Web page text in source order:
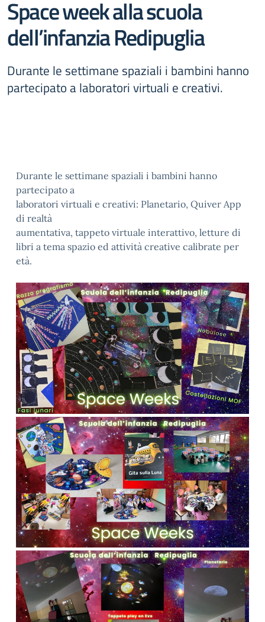
Space week alla scuola
dell’infanzia Redipuglia
Durante le settimane spaziali i bambini hanno
partecipato a laboratori virtuali e creativi.
Durante le settimane spaziali i bambini hanno
partecipato a
laboratori virtuali e creativi: Planetario, Quiver App
di realtà
aumentativa, tappeto virtuale interattivo, letture di
libri a tema spazio ed attività creative calibrate per
età.